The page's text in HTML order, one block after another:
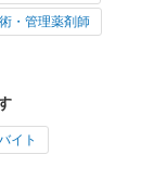
・管理薬剤師
イト